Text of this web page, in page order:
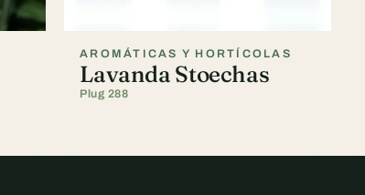
AROMÁTICAS Y HORTÍCOLAS
Lavanda Stoechas
Plug 288